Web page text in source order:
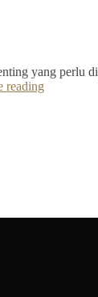
yang
reading